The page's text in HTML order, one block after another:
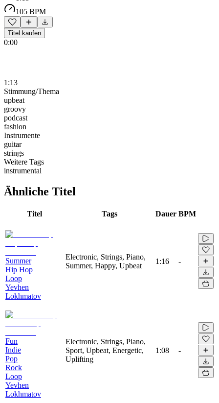
105 BPM
Titel kaufen
0:00
1:13
Stimmung/Thema
upbeat
groovy
podcast
fashion
Instrumente
guitar
strings
Weitere Tags
instrumental
Ähnliche Titel
Titel Tags Dauer BPM
Summer
Hip Hop
Loop
Yevhen
Lokhmatov
Electronic, Strings, Piano,
Summer, Happy, Upbeat
1:16 -
Fun
Indie
Pop
Rock
Loop
Yevhen
Lokhmatov
Electronic, Strings, Piano,
Sport, Upbeat, Energetic,
Uplifting
1:08 -